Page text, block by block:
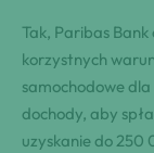
Tak, Paribas
korzystnych
samochodowe
dochody, aby
uzyskanie do 250